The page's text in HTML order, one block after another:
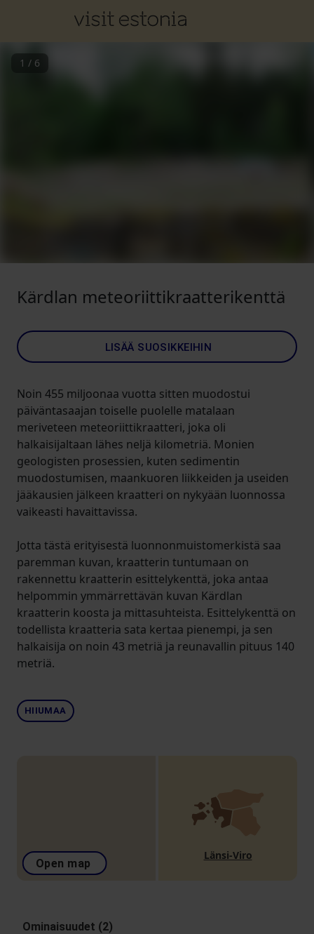
1 / 6
Kärdlan meteoriittikraatterikenttä
LISÄÄ SUOSIKKEIHIN
Noin 455 miljoonaa vuotta sitten muodostui
päiväntasaajan toiselle puolelle matalaan
meriveteen meteoriittikraatteri, joka oli
halkaisijaltaan lähes neljä kilometriä. Monien
geologisten prosessien, kuten sedimentin
muodostumisen, maankuoren liikkeiden ja useiden
jääkausien jälkeen kraatteri on nykyään luonnossa
vaikeasti havaittavissa.
Jotta tästä erityisestä luonnonmuistomerkistä saa
paremman kuvan, kraatterin tuntumaan on
rakennettu kraatterin esittelykenttä, joka antaa
helpommin ymmärrettävän kuvan Kärdlan
kraatterin koosta ja mittasuhteista. Esittelykenttä on
todellista kraatteria sata kertaa pienempi, ja sen
halkaisija on noin 43 metriä ja reunavallin pituus 140
metriä.
HIIUMAA
Open map
Länsi-Viro
Ominaisuudet (2)